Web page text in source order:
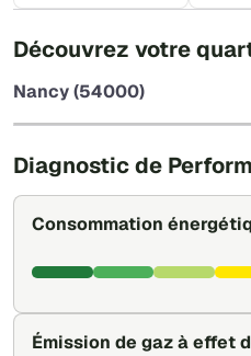
Découvrez votre
Nancy (54000)
Diagnostic de
Consommation
Émission de gaz à effet